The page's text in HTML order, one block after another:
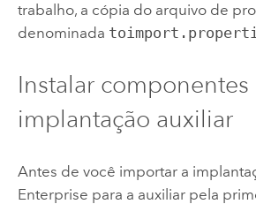
trabalho, a cópia do arquivo de
denominada
Instalar componentes
implantação auxiliar
Antes de você importar a
Enterprise para a auxiliar pela